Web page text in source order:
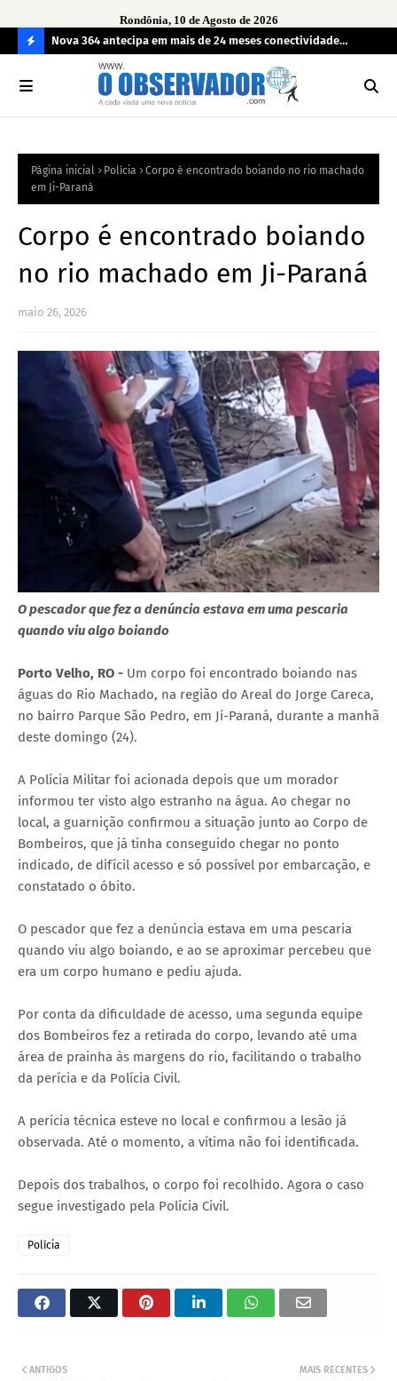
Rondônia, 10 de Agosto de 2026
O
R
Nova 364 antecipa em mais de 24 meses conectividade
integral da BR-364 com implantação de 91 torres
Página inicial Polícia
Corpo é encontrado boiando no rio machado
em Ji-Paraná
Corpo é encontrado boiando
no rio machado em Ji-Paraná
maio 26, 2026
O pescador que fez a denúncia estava em uma pescaria
quando viu algo boiando
Porto Velho, RO - Um corpo foi encontrado boiando nas
águas do Rio Machado, na região do Areal do Jorge Careca,
no bairro Parque São Pedro, em Ji-Paraná, durante a manhã
deste domingo (24).
A Polícia Militar foi acionada depois que um morador
informou ter visto algo estranho na água. Ao chegar no
local, a guarnição confirmou a situação junto ao Corpo de
Bombeiros, que já tinha conseguido chegar no ponto
indicado, de difícil acesso e só possível por embarcação, e
constatado o óbito.
O pescador que fez a denúncia estava em uma pescaria
quando viu algo boiando, e ao se aproximar percebeu que
era um corpo humano e pediu ajuda.
Por conta da dificuldade de acesso, uma segunda equipe
dos Bombeiros fez a retirada do corpo, levando até uma
área de prainha às margens do rio, facilitando o trabalho
da perícia e da Polícia Civil.
A perícia técnica esteve no local e confirmou a lesão já
observada. Até o momento, a vítima não foi identificada.
Depois dos trabalhos, o corpo foi recolhido. Agora o caso
segue investigado pela Polícia Civil.
Polícia
MAIS RECENTES
ANTIGOS